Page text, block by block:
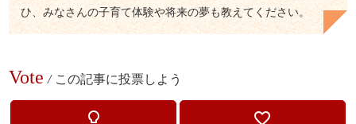
ひ、みなさんの子育て体験や将来の夢も教えてください。
Vote / この記事に投票しよう
lightbulb_outline favorite_border